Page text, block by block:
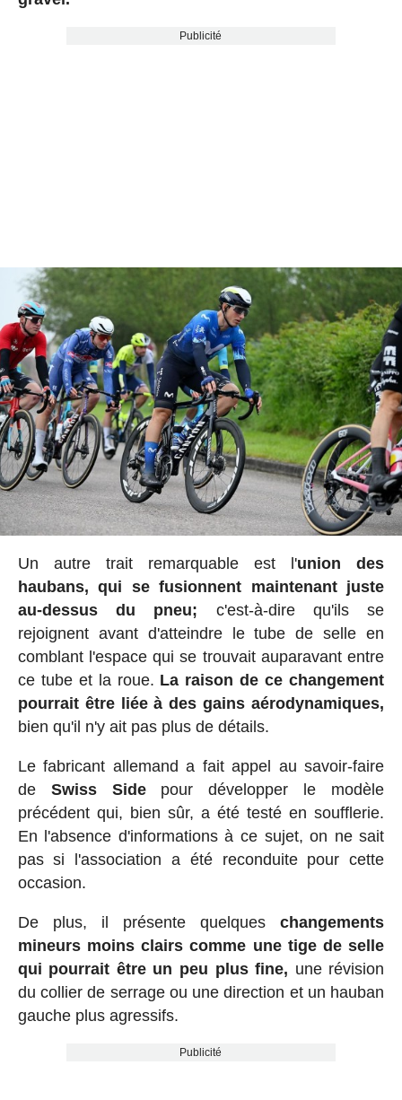
Publicité
Un autre trait remarquable est l'union des
haubans, qui se fusionnent maintenant juste
au-dessus du pneu; c'est-à-dire qu'ils se
rejoignent avant d'atteindre le tube de selle en
comblant l'espace qui se trouvait auparavant entre
ce tube et la roue. La raison de ce changement
pourrait être liée à des gains aérodynamiques,
bien qu'il n'y ait pas plus de détails.
Le fabricant allemand a fait appel au savoir-faire
deSwiss Sidepour développer le modèle
précédent qui, bien sûr, a été testé en soufflerie.
En l'absence d'informations à ce sujet, on ne sait
pas si l'association a été reconduite pour cette
occasion.
De plus, il présente quelqueschangements
mineurs moins clairs comme une tige de selle
qui pourrait être un peu plus fine, une révision
du collier de serrage ou une direction et un hauban
gauche plus agressifs.
Publicité